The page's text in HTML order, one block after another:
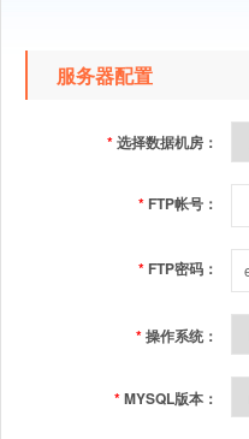
服务器配置
*选择数据机房：
* FTP帐号：
* FTP密码：
*操作系统：
*MYSQL版本：